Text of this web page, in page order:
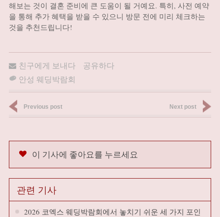
해보는 것이 결혼 준비에 큰 도움이 될 거예요. 특히, 사전 예약
을 통해 추가 혜택을 받을 수 있으니 방문 전에 미리 체크하는
것을 추천드립니다!
친구에게 보내다
공유하다
안성 웨딩박람회
Previous post Next post
이 기사에 좋아요를 누르세요
관련 기사
2026 코엑스 웨딩박람회에서 놓치기 쉬운 세 가지 포인